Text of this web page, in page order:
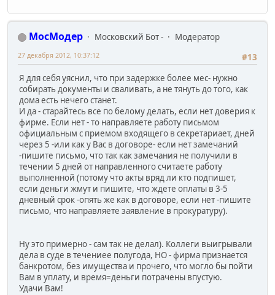
МосМодер Московский Бот -
Модератор
#13
27 декабря 2012, 10:37:12
Я для себя уяснил, что при задержке более мес- нужно
собирать документы и сваливать, а не тянуть до того, как
дома есть нечего станет.
И да - старайтесь все по белому делать, если нет доверия к
фирме. Если нет - то направляете работу письмом
официальным с приемом входящего в секретариает, дней
через 5 -или как у Вас в договоре- если нет замечаний
-пишите письмо, что так как замечания не получили в
течении 5 дней от направленного считаете работу
выполненной (потому что акты вряд ли кто подпишет,
если деньги жмут и пишите, что ждете оплаты в 3-5
дневный срок -опять же как в договоре, если нет -пишите
письмо, что направляете заявление в прокуратуру).
Ну это примерно - сам так не делал). Коллеги выигрывали
дела в суде в течениее полугода, НО - фирма признается
банкротом, без имущества и прочего, что могло бы пойти
Вам в уплату, и время=деньги потрачены впустую.
Удачи Вам!